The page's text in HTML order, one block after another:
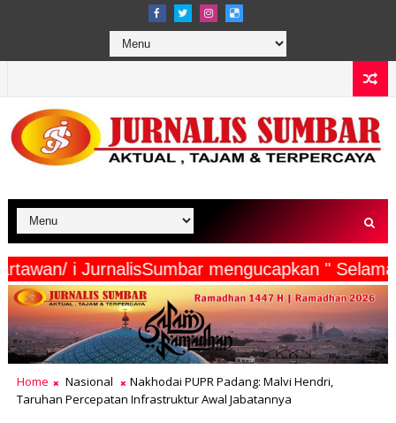
Wartawan/ i JurnalisSumbar mengucapkan "
Home Nasional
Nakhodai PUPR Padang: Malvi Hendri,
Taruhan Percepatan Infrastruktur Awal Jabatannya